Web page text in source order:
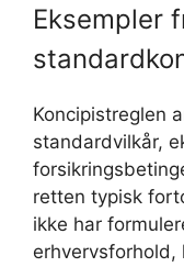
Eksempler
Koncipistreglen
standardvilkår,
retten typisk
ikke har
erhvervsforhold,